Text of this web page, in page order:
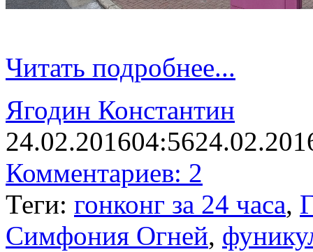
Читать подробнее...
Ягодин Константин
24.02.201604:56
Комментариев: 2
Теги: гонконг за 24 часа,
Симфония Огней,